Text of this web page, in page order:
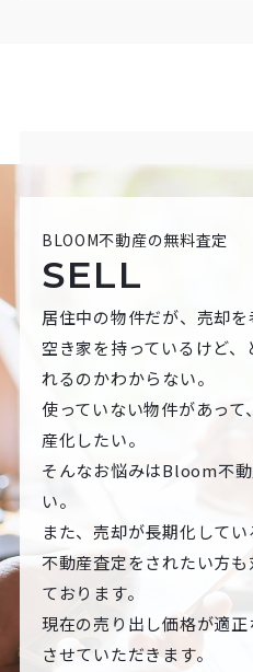
BLOOM不動産の無料査定
SELL
居住中の物件だが、売却を
空き家を持っているけど
れるのかわからない。
使っていない物件があっ
産化したい。
そんなお悩みはBloom不
い。
また、売却が長期化して
不動産査定をされたい方
ております。
現在の売り出し価格が適
させていただきます。